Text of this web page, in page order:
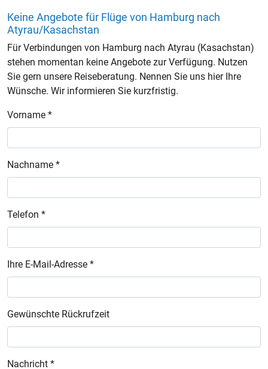
Keine Angebote für Flüge von Hamburg nach
Atyrau/Kasachstan
Für Verbindungen von Hamburg nach Atyrau (Kasachstan)
stehen momentan keine Angebote zur Verfügung. Nutzen
Sie gern unsere Reiseberatung. Nennen Sie uns hier Ihre
Wünsche. Wir informieren Sie kurzfristig.
Vorname *
Nachname *
Telefon *
Ihre E-Mail-Adresse *
Gewünschte Rückrufzeit
Nachricht *